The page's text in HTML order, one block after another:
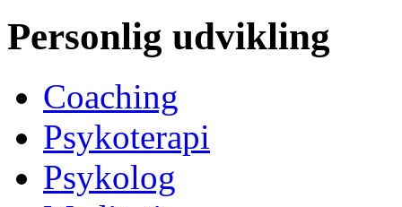
Personlig udvikling
Coaching
Psykoterapi
Psykolog